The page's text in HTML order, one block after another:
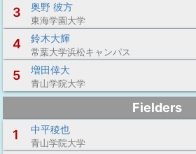
3 奥野 彼方
東海学園大学
4 鈴木大輝
常葉大学浜松キャンパス
5 増田倖大
青山学院大学
Fielders
1
中平稜也
青山学院大学